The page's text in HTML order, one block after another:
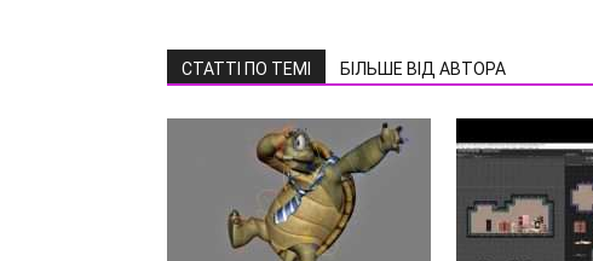
СТАТТІ ПО ТЕМІ БІЛЬШЕ ВІД АВТОРА